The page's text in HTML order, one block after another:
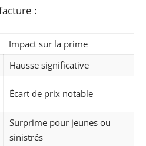
:
Impact sur la prime
Hausse significative
Écart de prix notable
Surprime pour jeunes ou
sinistrés